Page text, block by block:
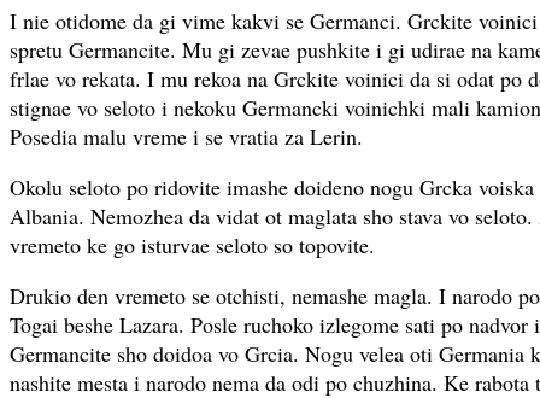
I nie otidome da gi vime kakvi se Germanci. Grckite
spretu Germancite. Mu gi zevae pushkite i gi udirae na
frlae vo rekata. I mu rekoa na Grckite voinici da si odat po
stignae vo seloto i nekoku Germancki voinichki mali
Posedia malu vreme i se vratia za Lerin.
Okolu seloto po ridovite imashe doideno nogu Grcka voiska
Albania. Nemozhea da vidat ot maglata sho stava vo
vremeto ke go isturvae seloto so topovite.
Drukio den vremeto se otchisti, nemashe magla. I narodo
Togai beshe Lazara. Posle ruchoko izlegome sati po nadvor
Germancite sho doidoa vo Grcia. Nogu velea oti Germania
nashite mesta i narodo nema da odi po chuzhina. Ke rabota